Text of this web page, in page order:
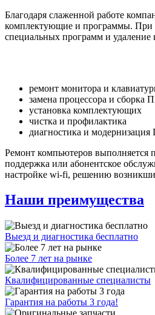
Благодаря слаженной работе
комплектующие и программы. При
специальных программ и
ремонт монитора и
замена процессора и сборка
установка комплектующих
чистка и профилактика
диагностика и
Ремонт компьютеров выполняется
поддержка или абонентское
настройке wi-fi, решению
Наши преимущества
Выезд и диагностика бесплатно
Более 7 лет на рынке
Квалифицированные специалисты
Гарантия на работы 3 года!